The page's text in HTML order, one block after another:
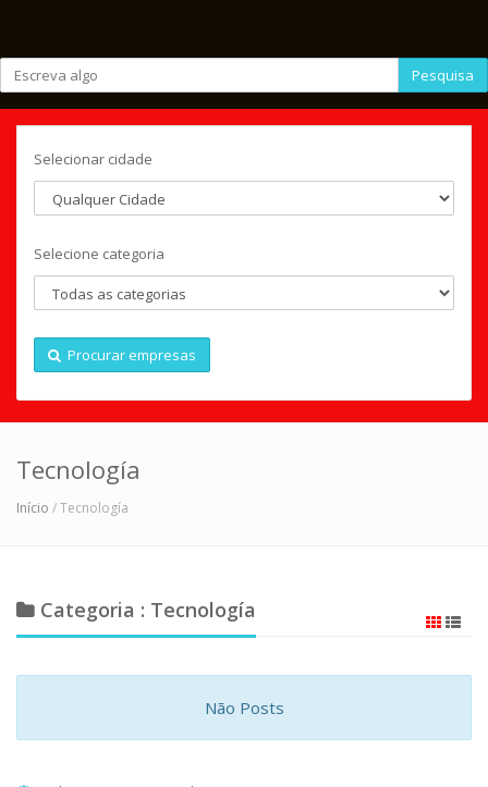
Pesquisa
Selecionar cidade
Selecione categoria
Procurar empresas
Tecnología
Início / Tecnología
Categoria : Tecnología
Não Posts